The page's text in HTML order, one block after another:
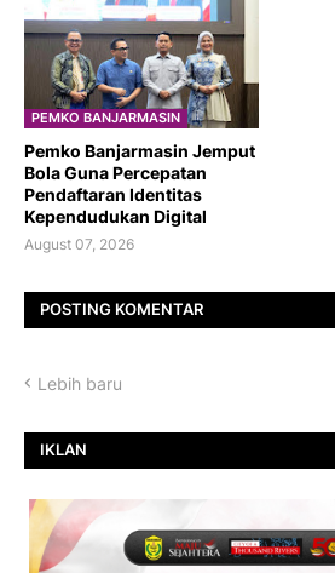
PEMKO BANJARMASIN
Pemko Banjarmasin Jemput
Bola Guna Percepatan
Pendaftaran Identitas
Kependudukan Digital
August 07, 2026
POSTING KOMENTAR
Lebih baru
IKLAN